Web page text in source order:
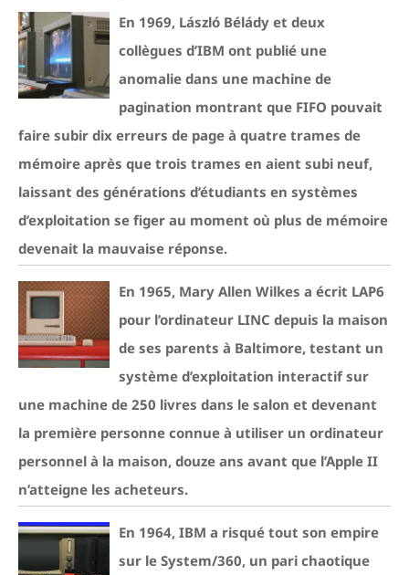
En 1969, László Bélády et deux
collègues d’IBM ont publié une
anomalie dans une machine de
pagination montrant que FIFO pouvait
faire subir dix erreurs de page à quatre trames de
mémoire après que trois trames en aient subi neuf,
laissant des générations d’étudiants en systèmes
d’exploitation se figer au moment où plus de mémoire
devenait la mauvaise réponse.
En 1965, Mary Allen Wilkes a écrit LAP6
pour l’ordinateur LINC depuis la maison
de ses parents à Baltimore, testant un
système d’exploitation interactif sur
une machine de 250 livres dans le salon et devenant
la première personne connue à utiliser un ordinateur
personnel à la maison, douze ans avant que l’Apple II
n’atteigne les acheteurs.
En 1964, IBM a risqué tout son empire
sur le System/360, un pari chaotique